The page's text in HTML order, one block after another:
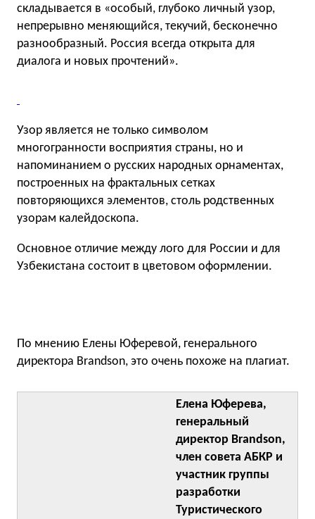
складывается в «особый, глубоко личный узор,
непрерывно меняющийся, текучий, бесконечно
разнообразный. Россия всегда открыта для
диалога и новых прочтений».
Узор является не только символом
многогранности восприятия страны, но и
напоминанием о русских народных орнаментах,
построенных на фрактальных сетках
повторяющихся элементов, столь родственных
узорам калейдоскопа.
Основное отличие между лого для России и для
Узбекистана состоит в цветовом оформлении.
По мнению Елены Юферевой, генерального
директора Brandson, это очень похоже на плагиат.
Елена Юферева,
генеральный
директор Brandson,
член совета АБКР и
участник группы
разработки
Туристического